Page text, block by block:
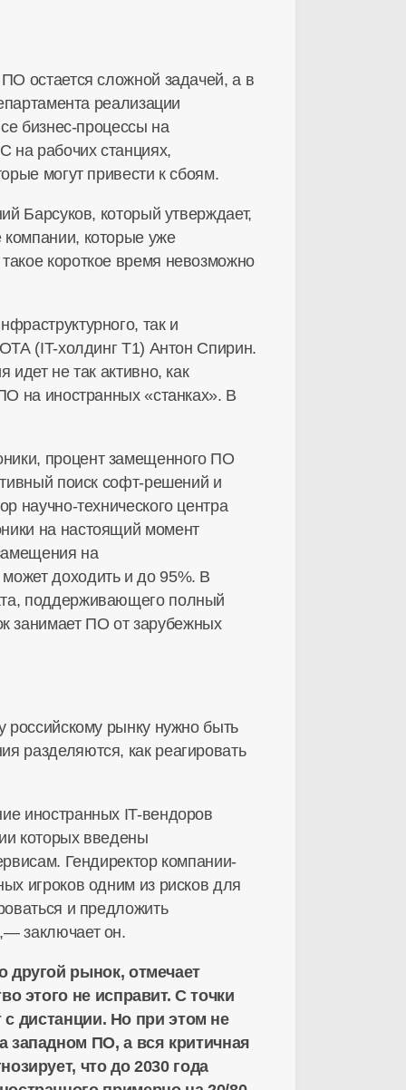
остается сложной задачей, а в
реализации
бизнес-процессы на
на рабочих станциях,
могут привести к сбоям.
Барсуков, который утверждает,
компании, которые уже
короткое время невозможно
так и
(IT-холдинг Т1) Антон Спирин.
не так активно, как
на иностранных «станках». В
процент замещенного ПО
поиск софт-решений и
научно-технического центра
на настоящий момент
на
доходить и до 95%. В
поддерживающего полный
занимает ПО от зарубежных
российскому рынку нужно быть
разделяются, как реагировать
иностранных IT-вендоров
которых введены
Гендиректор компании-
игроков одним из рисков для
и предложить
заключает он.
другой рынок, отмечает
этого не исправит. С точки
с дистанции. Но при этом не
западном ПО, а вся критичная
что до 2030 года